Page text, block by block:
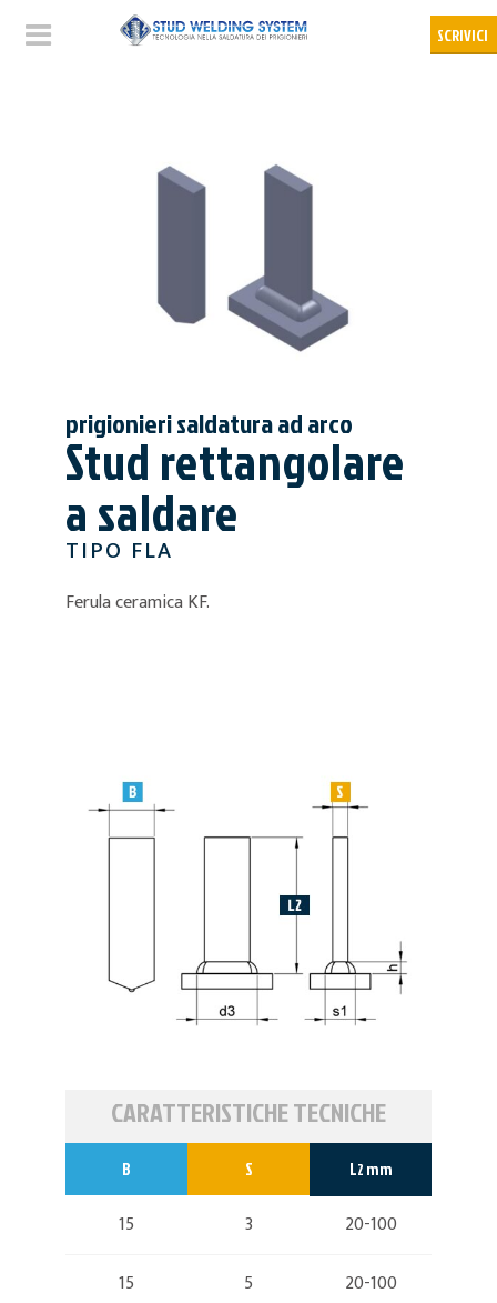
prigionieri saldatura ad arco
Stud rettangolare
a saldare
TIPO FLA
Ferula ceramica KF.
CARATTERISTICHE TECNICHE
B S L2 mm
15 3
20-100
15
5
20-100